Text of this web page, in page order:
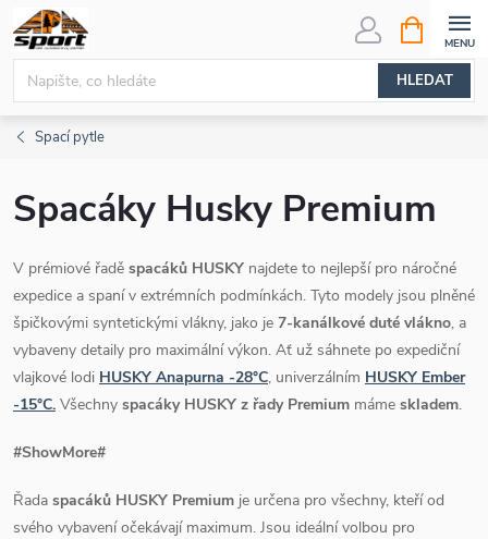
Přejít
na
obsah
HLEDAT
NÁKUPNÍ
KOŠÍK
Spací pytle
Spacáky Husky Premium
V prémiové řadě spacáků HUSKY najdete to nejlepší pro náročné
expedice a spaní v extrémních podmínkách. Tyto modely jsou plněné
špičkovými syntetickými vlákny, jako je 7-kanálkové duté vlákno, a
vybaveny detaily pro maximální výkon. Ať už sáhnete po expediční
vlajkové lodi HUSKY Anapurna -28°C, univerzálním HUSKY Ember
-15°C. Všechny spacáky HUSKY z řady Premium máme skladem.
#ShowMore#
Řada spacáků HUSKY Premium je určena pro všechny, kteří od
svého vybavení očekávají maximum. Jsou ideální volbou pro